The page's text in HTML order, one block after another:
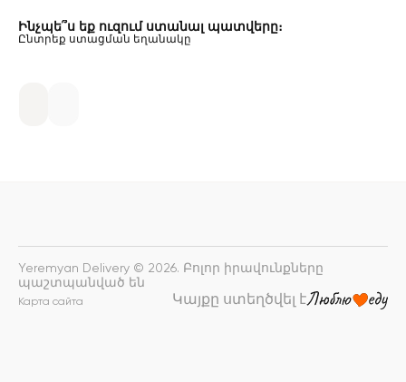
Ինչպե՞ս եք ուզում ստանալ պատվերը։
Ընտրեք ստացման եղանակը
Yeremyan Delivery © 2026. Բոլոր իրավունքները
պաշտպանված են
Карта сайта Կայքը ստեղծվել է